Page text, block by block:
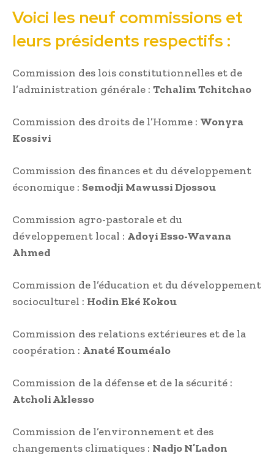
Voici les neuf commissions et
leurs présidents respectifs :
Commission des lois constitutionnelles et de
l’administration générale : Tchalim Tchitchao
Commission des droits de l’Homme : Wonyra
Kossivi
Commission des finances et du développement
économique : Semodji Mawussi Djossou
Commission agro-pastorale et du
développement local : Adoyi Esso-Wavana
Ahmed
Commission de l’éducation et du développement
socioculturel : Hodin Eké Kokou
Commission des relations extérieures et de la
coopération : Anaté Kouméalo
Commission de la défense et de la sécurité :
Atcholi Aklesso
Commission de l’environnement et des
changements climatiques : Nadjo N’Ladon